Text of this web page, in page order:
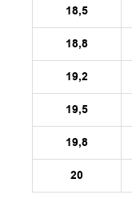
18,5
18,8
19,2
19,5
19,8
20